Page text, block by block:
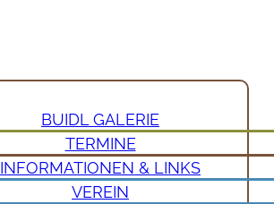
BUIDL GALERIE
TERMINE
INFORMATIONEN & LINKS
VEREIN